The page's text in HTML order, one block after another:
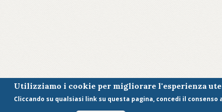
Utilizziamo i cookie per migliorare l'esperienza
Cliccando su qualsiasi link su questa pagina, concedi il